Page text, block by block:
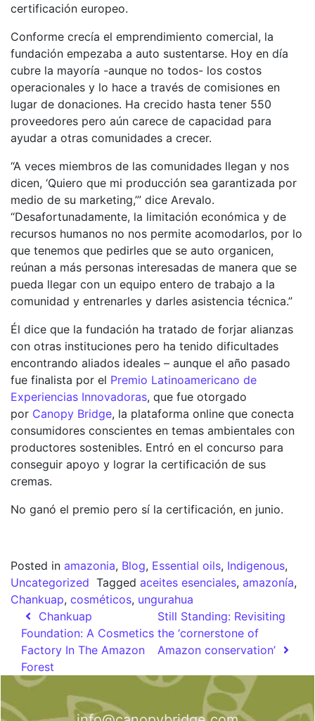
certificación europeo.
Conforme crecía el emprendimiento comercial, la
fundación empezaba a auto sustentarse. Hoy en día
cubre la mayoría -aunque no todos- los costos
operacionales y lo hace a través de comisiones en
lugar de donaciones. Ha crecido hasta tener 550
proveedores pero aún carece de capacidad para
ayudar a otras comunidades a crecer.
“A veces miembros de las comunidades llegan y nos
dicen, ‘Quiero que mi producción sea garantizada por
medio de su marketing,’” dice Arevalo.
“Desafortunadamente, la limitación económica y de
recursos humanos no nos permite acomodarlos, por lo
que tenemos que pedirles que se auto organicen,
reúnan a más personas interesadas de manera que se
pueda llegar con un equipo entero de trabajo a la
comunidad y entrenarles y darles asistencia técnica.”
Él dice que la fundación ha tratado de forjar alianzas
con otras instituciones pero ha tenido dificultades
encontrando aliados ideales – aunque el año pasado
fue finalista por el Premio Latinoamericano de
Experiencias Innovadoras, que fue otorgado
por Canopy Bridge, la plataforma online que conecta
consumidores conscientes en temas ambientales con
productores sostenibles. Entró en el concurso para
conseguir apoyo y lograr la certificación de sus
cremas.
No ganó el premio pero sí la certificación, en junio.
Posted in amazonia, Blog, Essential oils, Indigenous,
Uncategorized Tagged aceites esenciales, amazonía,
Chankuap, cosméticos, ungurahua
Post navigation
Chankuap
Foundation: A Cosmetics
Factory In The Amazon
Forest
Still Standing: Revisiting
the ‘cornerstone of
Amazon conservation’